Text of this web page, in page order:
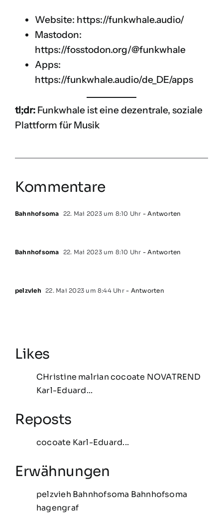
Website: https://funkwhale.audio/
Mastodon:
https://fosstodon.org/@funkwhale
Apps:
https://funkwhale.audio/de_DE/apps
tl;dr: Funkwhale ist eine dezentrale, soziale
Plattform für Musik
Kommentare
Bahnhofsoma 22. Mai 2023 um 8:10 Uhr - Antworten
Bahnhofsoma 22. Mai 2023 um 8:10 Uhr - Antworten
pelzvieh 22. Mai 2023 um 8:44 Uhr- Antworten
Likes
CHristine malriancocoate NOVATREND
Karl-Eduard...
Reposts
cocoate Karl-Eduard...
Erwähnungen
pelzvieh Bahnhofsoma Bahnhofsoma
hagengraf